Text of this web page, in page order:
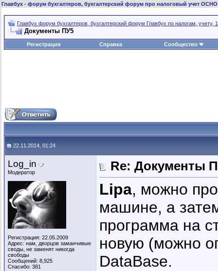
Главбух - форум бухгалтеров, бухгалтерский форум про налоговый учет
Главбух форум бухгалтеров, бухгалтерский форум Главбух по налогам, учету,
Документы ПУ5
Регистрация Справка Сообщество
22.11.2014, 01:24
Log_in
Модератор
Регистрация: 22.05.2009
Адрес: нам, дворцов заманчивые
своды, не заменят никогда
свободы
Сообщений: 8,925
Спасибо: 381
Re: Документы
Lipa, можно
машине, а
программа на
новую (можно
DataBase.